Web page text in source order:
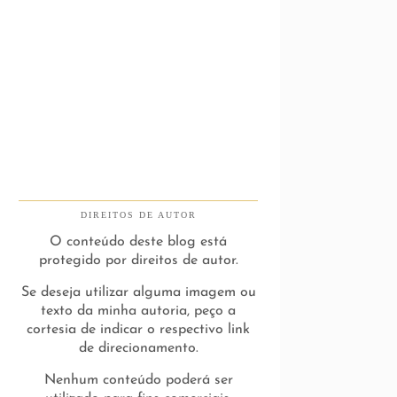
DIREITOS DE AUTOR
O conteúdo deste blog está
protegido por direitos de autor.
Se deseja utilizar alguma imagem ou
texto da minha autoria, peço a
cortesia de indicar o respectivo link
de direcionamento.
Nenhum conteúdo poderá ser